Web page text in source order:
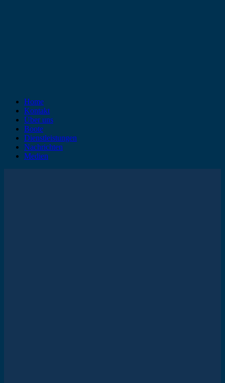
Home
Kontakt
Über uns
Boote
Dienstleistungen
Nachrichten
Medien